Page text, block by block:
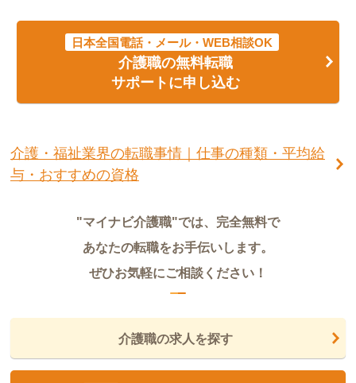
日本全国電話・メール・WEB相談OK
介護職の無料転職
サポートに申し込む
介護・福祉業界の転職事情｜仕事の種類・平均給
与・おすすめの資格
"マイナビ介護職"では、完全無料で
あなたの転職をお手伝いします。
ぜひお気軽にご相談ください！
介護職の求人を探す